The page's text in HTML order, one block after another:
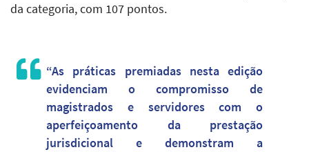
da categoria, com 107 pontos.
“As práticas premiadas nesta edição
evidenciam o compromisso de
magistrados e servidores com o
aperfeiçoamento da prestação
jurisdicional e demonstram a